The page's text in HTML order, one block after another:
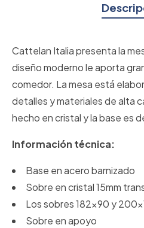
Cattelan Italia presenta la
diseño moderno le aporta
comedor. La mesa está
detalles y materiales de alta
hecho en cristal y la base es
Información técnica:
Base en acero barnizado
Sobre en cristal 15mm
Los sobres 182x90 y
Sobre en apoyo